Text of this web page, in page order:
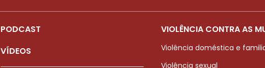
PODCAST
VÍDEOS
VIOLÊNCIA CONTRA AS
Violência doméstica e
Violência sexual